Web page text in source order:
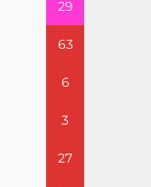
29
63
6
3
27